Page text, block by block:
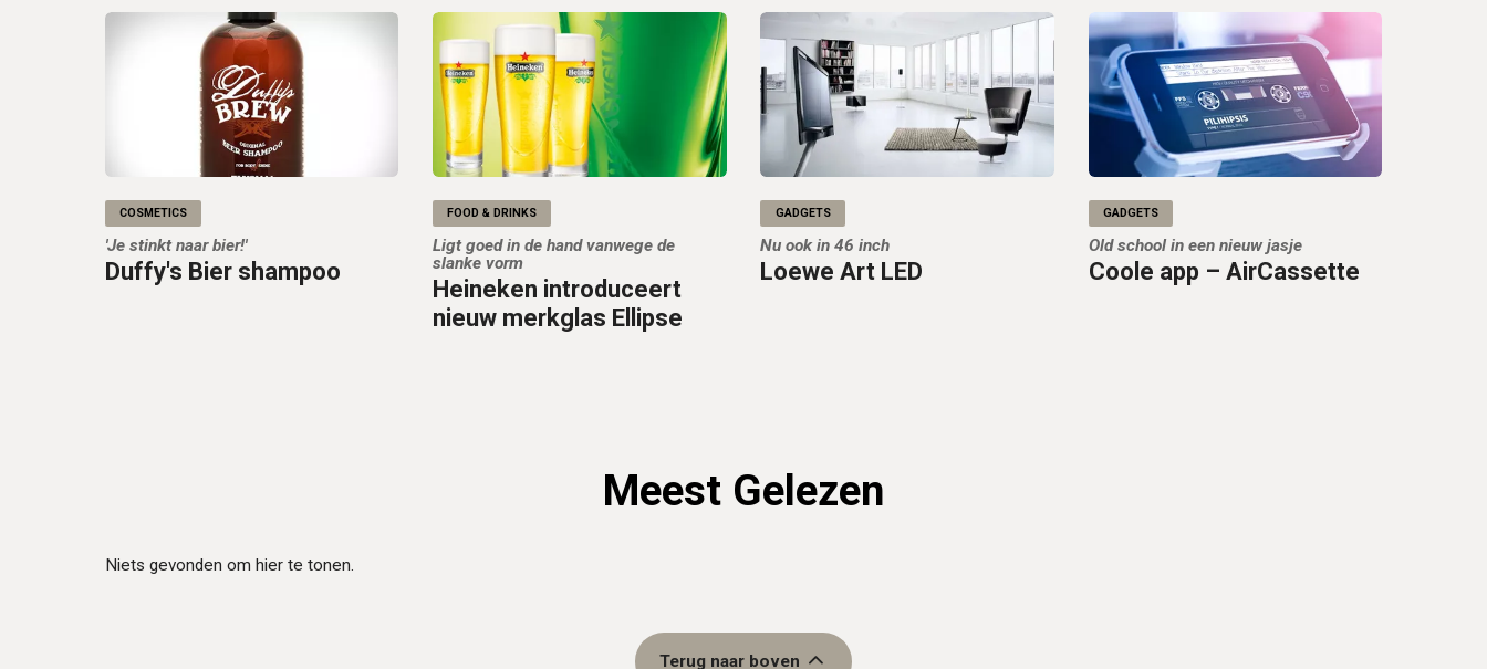
COSMETICS
'Je stinkt naar bier!'
Duffy's Bier shampoo
FOOD & DRINKS
Ligt goed in de hand vanwege de
slanke vorm
Heineken introduceert
nieuw merkglas Ellipse
GADGETS
Nu ook in 46 inch
Loewe Art LED
GADGETS
Old school in een nieuw jasje
Coole app – AirCassette
Meest Gelezen
Niets gevonden om hier te tonen.
Terug naar boven